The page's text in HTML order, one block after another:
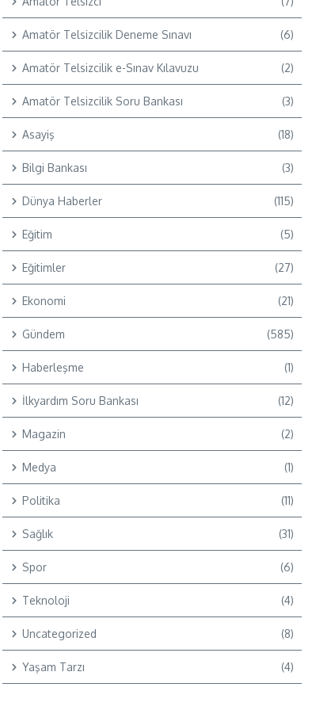
Amatör Telsizcilik Deneme Sınavı (6)
Amatör Telsizcilik e-Sınav Kılavuzu (2)
Amatör Telsizcilik Soru Bankası (3)
Asayiş (18)
Bilgi Bankası (3)
Dünya Haberler (115)
Eğitim (5)
Eğitimler (27)
Ekonomi (21)
Gündem (585)
Haberleşme (1)
İlkyardım Soru Bankası (12)
Magazin (2)
Medya (1)
Politika (11)
Sağlık (31)
Spor (6)
Teknoloji (4)
Uncategorized (8)
Yaşam Tarzı (4)